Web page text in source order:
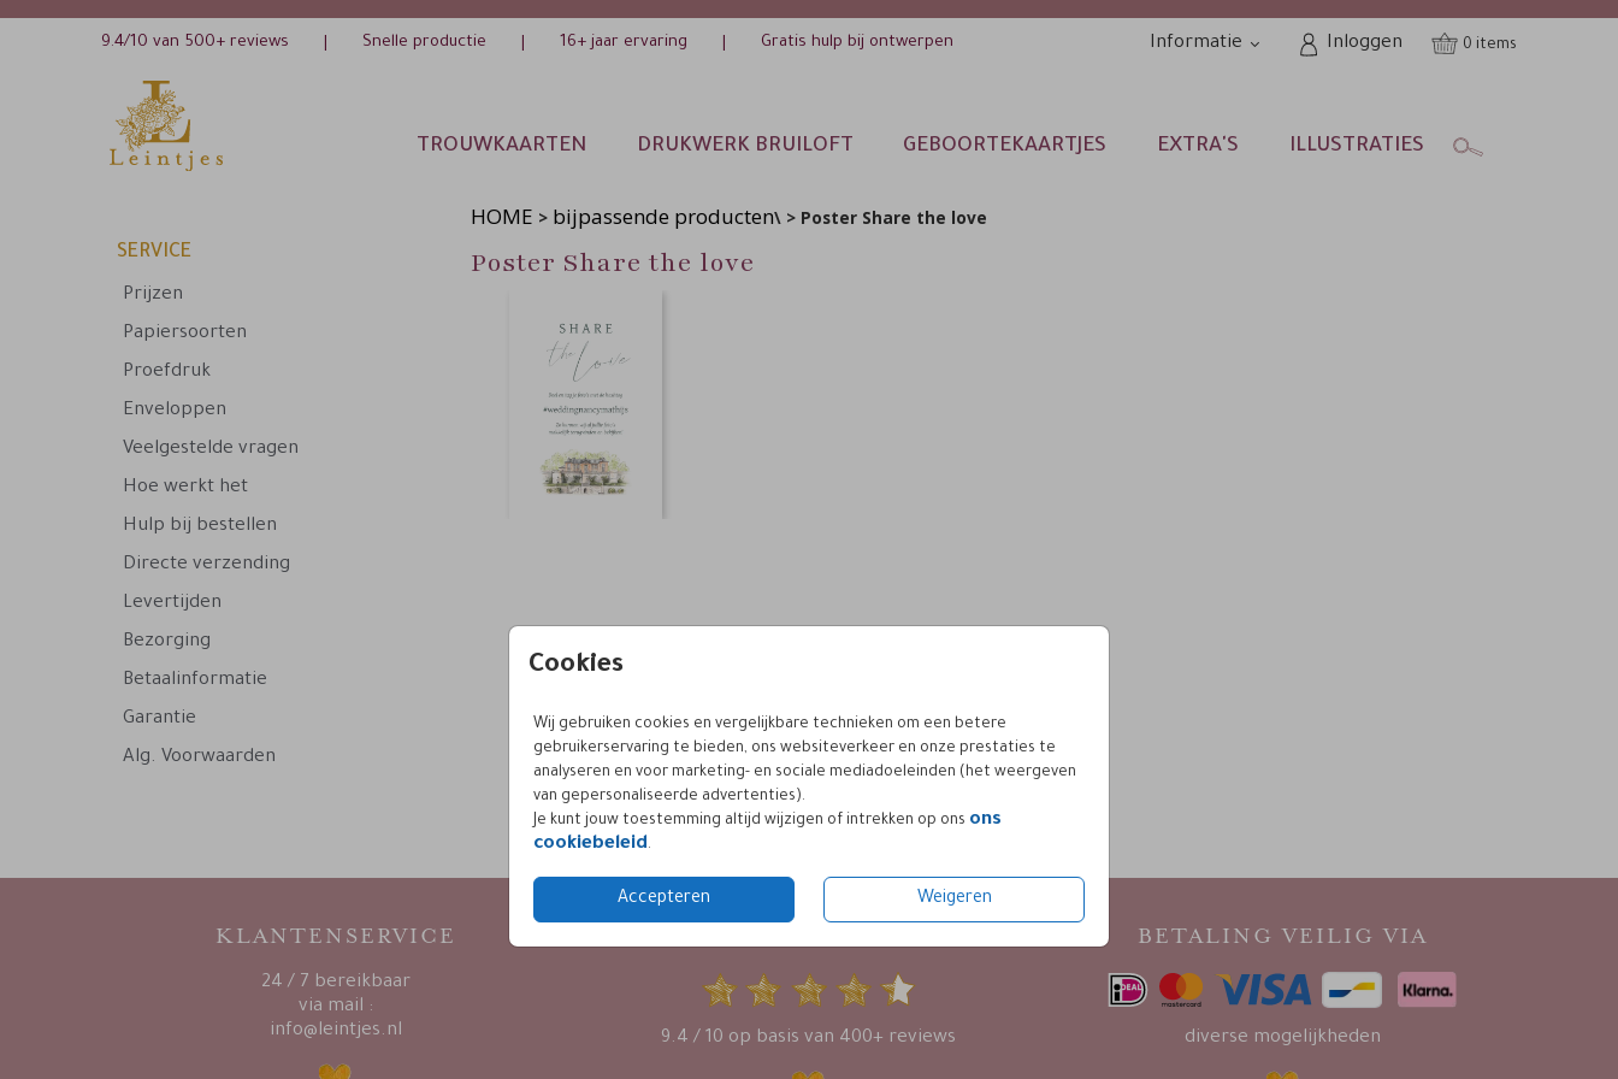
9.4/10 van 500+ reviews Snelle productie 16+ jaar ervaring Gratis hulp bij ontwerpen Informatie Inloggen 0
TROUWKAARTEN DRUKWERK BRUILOFT GEBOORTEKAARTJES EXTRA'S ILLUSTRATIES
Cookies
Wij gebruiken cookies en vergelijkbare technieken om een betere
gebruikerservaring te bieden, ons websiteverkeer en onze prestaties te
analyseren en voor marketing- en sociale mediadoeleinden (het weergeven
van gepersonaliseerde advertenties).
Je kunt jouw toestemming altijd wijzigen of intrekken op ons ons
cookiebeleid.
Accepteren Weigeren
SERVICE
Prijzen
Papiersoorten
Proefdruk
Enveloppen
Veelgestelde vragen
Hoe werkt het
Hulp bij bestellen
Directe verzending
Levertijden
Bezorging
Betaalinformatie
Garantie
Alg. Voorwaarden
HOME > bijpassende producten\ > Poster Share the love
Poster Share the love
KLANTENSERVICE
24 / 7 bereikbaar
via mail :
info@leintjes.nl
9.4 / 10 op basis van 400+ reviews
BETALING VEILIG VIA
diverse mogelijkheden